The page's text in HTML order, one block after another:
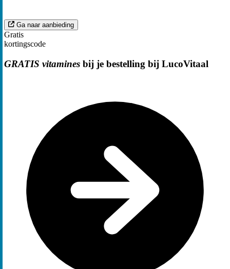
Ga naar aanbieding
Gratis
kortingscode
GRATIS vitamines bij je bestelling bij LucoVitaal